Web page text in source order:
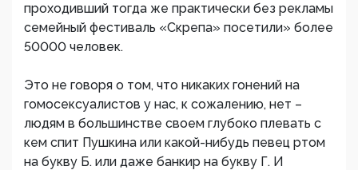
проходивший тогда же практически без рекламы
семейный фестиваль «Скрепа» посетили» более
50000 человек.
Это не говоря о том, что никаких гонений на
гомосексуалистов у нас, к сожалению, нет –
людям в большинстве своем глубоко плевать с
кем спит Пушкина или какой-нибудь певец ртом
на букву Б. или даже банкир на букву Г. И